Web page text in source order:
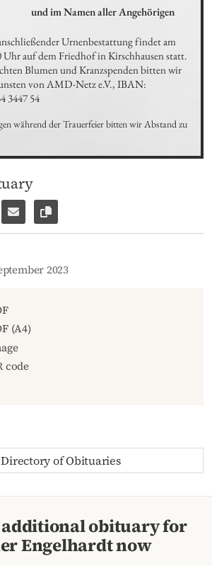
und im Namen aller Angehörigen
Urnenbestattung findet am
Uhr auf dem Friedhof in Kirschhausen statt.
Blumen und Kranzspenden bitten wir
von AMD-Netz e.V., IBAN:
3447 54
während der Trauerfeier bitten wir Abstand zu
via Facebook Messenger
Share via E-Mail
Copy link to page
2023
(A4)
code
Directory of Obituaries
additional obituary for
Engelhardt now